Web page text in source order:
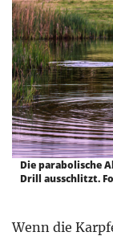
Die parabolische
Drill ausschlitzt.
Wenn die